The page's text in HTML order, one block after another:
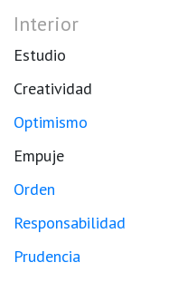
Interior
Estudio
Creatividad
Optimismo
Empuje
Orden
Responsabilidad
Prudencia